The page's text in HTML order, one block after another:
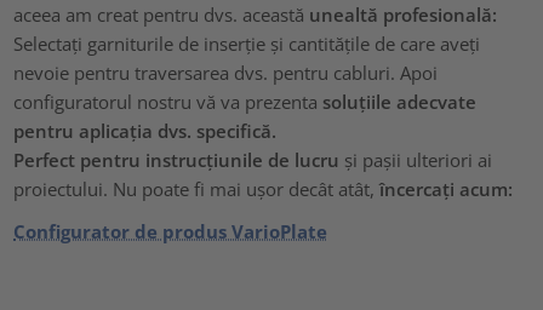
aceea am creat pentru dvs. această unealtă profesională:
Selectați garniturile de inserție și cantitățile de care aveți
nevoie pentru traversarea dvs. pentru cabluri. Apoi
configuratorul nostru vă va prezenta soluțiile adecvate
pentru aplicația dvs. specifică.
Perfect pentru instrucțiunile de lucru și pașii ulteriori ai
proiectului. Nu poate fi mai ușor decât atât,încercați acum:
Configurator de produs VarioPlate